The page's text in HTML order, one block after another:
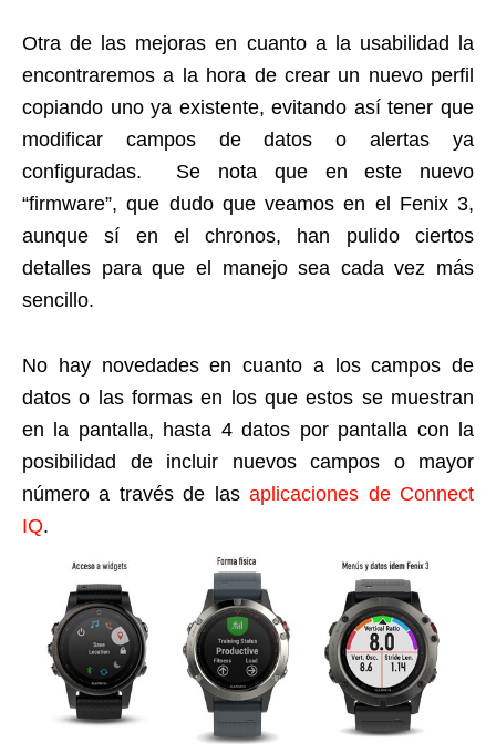
Otra de las mejoras en cuanto a la usabilidad la
encontraremos a la hora de crear un nuevo perfil
copiando uno ya existente, evitando así tener que
modificar campos de datos o alertas ya
configuradas. Se nota que en este nuevo
“firmware”, que dudo que veamos en el Fenix 3,
aunque sí en el chronos, han pulido ciertos
detalles para que el manejo sea cada vez más
sencillo.
No hay novedades en cuanto a los campos de
datos o las formas en los que estos se muestran
en la pantalla, hasta 4 datos por pantalla con la
posibilidad de incluir nuevos campos o mayor
número a través de lasaplicaciones de Connect
IQ.